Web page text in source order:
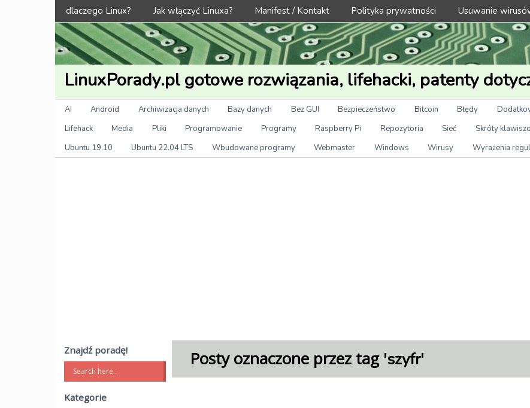
Menu
dlaczego Linux? Jak włączyć Linuxa? Manifest / Kontakt Polityka prywatności Usuwanie
LinuxPorady.pl gotowe rozwiązania, lifehacki, patenty
Kategorie
AI Android Archiwizacja danych Bazy danych Bez GUI Bezpieczeństwo Bitcoin Błędy
Lifehack
Media Pliki Programowanie Programy Raspberry Pi Repozytoria Sieć Skróty
Ubuntu 19.10
Ubuntu 22.04 LTS Wbudowane programy Webmaster Windows Wirusy Wyrażenia
Posty oznaczone przez tag 'szyfr'
Znajdź poradę!
Kategorie